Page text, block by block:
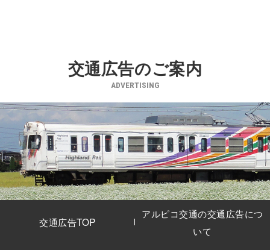
交通広告のご案内
ADVERTISING
交通広告TOP
アルピコ交通の交通広告につ
いて